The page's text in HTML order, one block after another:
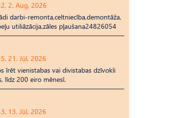
2. Aug, 2026
darbi-remonta,celtniecība,demontāža,
utiliāzācija,zāles pļaušana24826054
21. Jūl, 2026
īrēt vienistabas vai divistabas dzīvokli
līdz 200 eiro mēnesī.
13. Jūl, 2026